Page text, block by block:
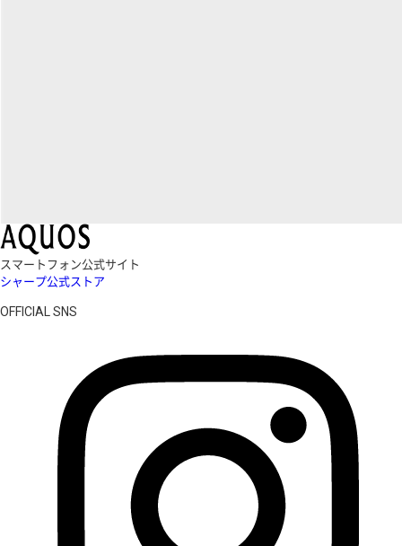
スマートフォン公式サイト
シャープ公式ストア
OFFICIAL SNS